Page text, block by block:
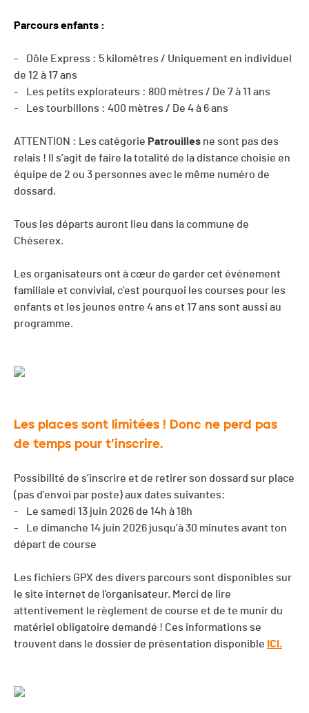
Parcours enfants :
- Dôle Express : 5 kilomètres / Uniquement en individuel
de 12 à 17 ans
- Les petits explorateurs : 800 mètres / De 7 à 11 ans
- Les tourbillons : 400 mètres / De 4 à 6 ans
ATTENTION : Les catégorie Patrouilles ne sont pas des
relais ! Il s’agit de faire la totalité de la distance choisie en
équipe de 2 ou 3 personnes avec le même numéro de
dossard.
Tous les départs auront lieu dans la commune de
Chéserex.
Les organisateurs ont à cœur de garder cet événement
familiale et convivial, c’est pourquoi les courses pour les
enfants et les jeunes entre 4 ans et 17 ans sont aussi au
programme.
Les places sont limitées ! Donc ne perd pas
de temps pour t’inscrire.
Possibilité de s’inscrire et de retirer son dossard sur place
(pas d’envoi par poste) aux dates suivantes:
- Le samedi 13 juin 2026 de 14h à 18h
- Le dimanche 14 juin 2026 jusqu’à 30 minutes avant ton
départ de course
Les fichiers GPX des divers parcours sont disponibles sur
le site internet de l'organisateur. Merci de lire
attentivement le règlement de course et de te munir du
matériel obligatoire demandé ! Ces informations se
trouvent dans le dossier de présentation disponible ICI.